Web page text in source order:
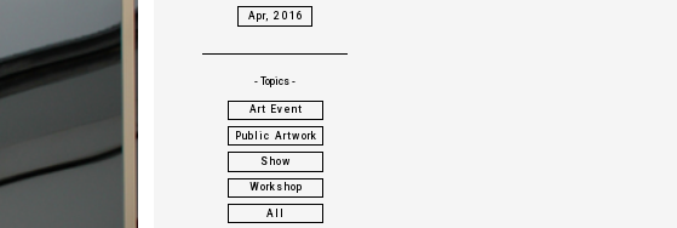
Apr, 2016
- Topics -
Art Event
Public Artwork
Show
Workshop
All